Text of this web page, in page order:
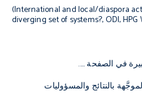
(International and local/diaspora
diverging set of systems?, ODI, HPG
في الصفحة …..
بالنتائج والمسؤوليات